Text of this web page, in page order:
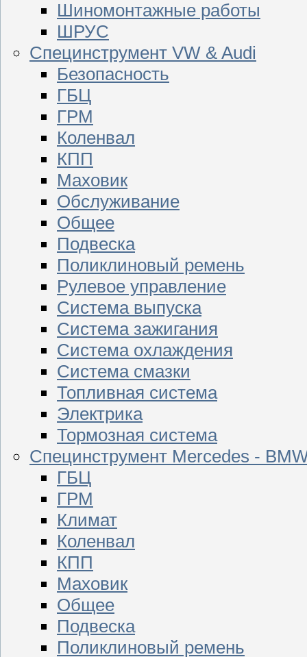
Шиномонтажные работы
ШРУС
Специнструмент VW & Audi
Безопасность
ГБЦ
ГРМ
Коленвал
КПП
Маховик
Обслуживание
Общее
Подвеска
Поликлиновый ремень
Рулевое управление
Система выпуска
Система зажигания
Система охлаждения
Система смазки
Топливная система
Электрика
Тормозная система
Специнструмент Mercedes -
ГБЦ
ГРМ
Климат
Коленвал
КПП
Маховик
Общее
Подвеска
Поликлиновый ремень